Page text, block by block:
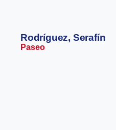
Rodríguez, Serafín
Paseo